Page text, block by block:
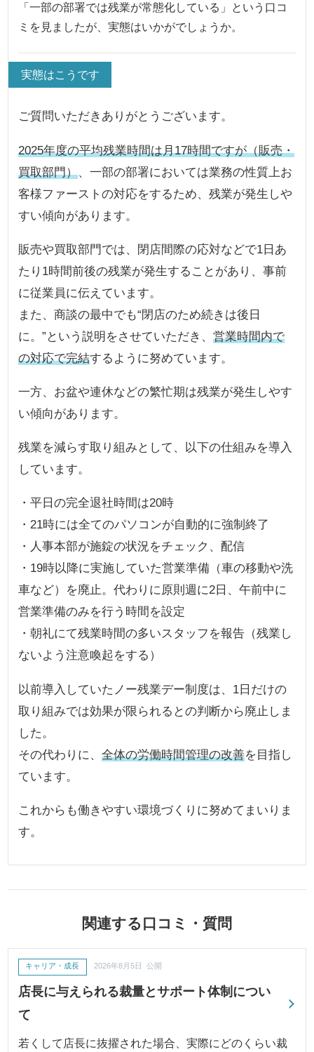
「一部の部署では残業が常態化している」という口コ
ミを見ましたが、実態はいかがでしょうか。
実態はこうです
ご質問いただきありがとうございます。
2025年度の平均残業時間は月17時間ですが（販売・
買取部門）、一部の部署においては業務の性質上お
客様ファーストの対応をするため、残業が発生しや
すい傾向があります。
販売や買取部門では、閉店間際の応対などで1日あ
たり1時間前後の残業が発生することがあり、事前
に従業員に伝えています。
また、商談の最中でも“閉店のため続きは後日
に。”という説明をさせていただき、営業時間内で
の対応で完結するように努めています。
一方、お盆や連休などの繁忙期は残業が発生しやす
い傾向があります。
残業を減らす取り組みとして、以下の仕組みを導入
しています。
・平日の完全退社時間は20時
・21時には全てのパソコンが自動的に強制終了
・人事本部が施錠の状況をチェック、配信
・19時以降に実施していた営業準備（車の移動や洗
車など）を廃止。代わりに原則週に2日、午前中に
営業準備のみを行う時間を設定
・朝礼にて残業時間の多いスタッフを報告（残業し
ないよう注意喚起をする）
以前導入していたノー残業デー制度は、1日だけの
取り組みでは効果が限られるとの判断から廃止しま
した。
その代わりに、全体の労働時間管理の改善を目指し
ています。
これからも働きやすい環境づくりに努めてまいりま
す。
関連する口コミ・質問
店長に与えられる裁量とサポート体制につい
て
キャリア・成長 2026年8月5日 公開
若くして店長に抜擢された場合、実際にどのくらい裁